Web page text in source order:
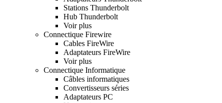
Stations Thunderbolt
Hub Thunderbolt
Voir plus
Connectique Firewire
Cables FireWire
Adaptateurs FireWire
Voir plus
Connectique Informatique
Câbles informatiques
Convertisseurs séries
Adaptateurs PC